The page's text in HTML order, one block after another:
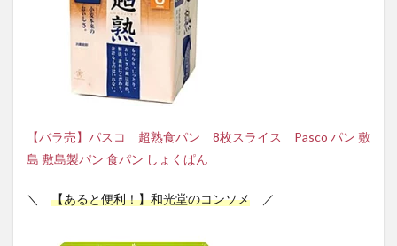
【バラ売】パスコ 超熟食パン 8枚スライス Pasco パン 敷
島 敷島製パン 食パン しょくぱん
＼ 【あると便利！】和光堂のコンソメ ／